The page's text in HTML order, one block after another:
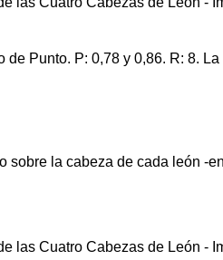
de Punto. P: 0,78 y 0,86. R: 8.
sobre la cabeza de cada león